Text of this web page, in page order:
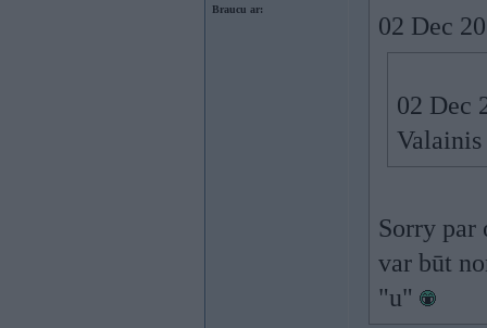
Braucu ar:
02 Dec
02 Dec
Sorry par
var būt
"u"